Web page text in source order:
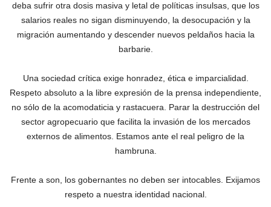
deba sufrir otra dosis masiva y letal de políticas insulsas, que los
salarios reales no sigan disminuyendo, la desocupación y la
migración aumentando y descender nuevos peldaños hacia la
barbarie.
Una sociedad crítica exige honradez, ética e imparcialidad.
Respeto absoluto a la libre expresión de la prensa independiente,
no sólo de la acomodaticia y rastacuera. Parar la destrucción del
sector agropecuario que facilita la invasión de los mercados
externos de alimentos. Estamos ante el real peligro de la
hambruna.
Frente a son, los gobernantes no deben ser intocables. Exijamos
respeto a nuestra identidad nacional.